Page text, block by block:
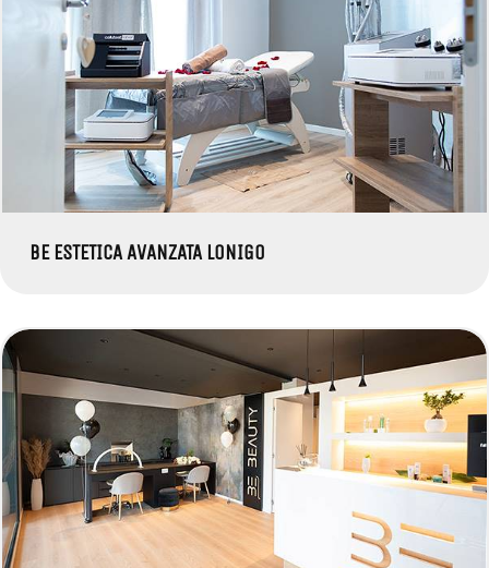
BE ESTETICA AVANZATA LONIGO